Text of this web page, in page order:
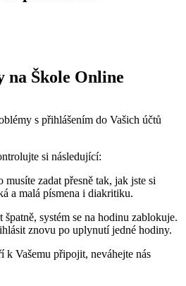
na Škole Online
s přihlášením do Vašich účtů
si následující:
zadat přesně tak, jak jste si
a malá písmena i diakritiku.
systém se na hodinu zablokuje.
znovu po uplynutí jedné hodiny.
k Vašemu připojit, neváhejte nás